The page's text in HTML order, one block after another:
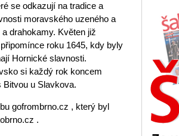
se odkazují na tradice a
moravského uzeného a
drahokamy. Květen již
roku 1645, kdy byly
Hornické slavnosti.
si každý rok koncem
Bitvou u Slavkova.
gofrombrno.cz , který byl
.